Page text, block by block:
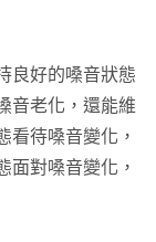
良好的嗓音狀態
音老化，還能維
看待嗓音變化，
面對嗓音變化，